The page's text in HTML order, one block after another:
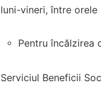
luni-vineri, între
Pentru încălzirea
Serviciul Beneficii